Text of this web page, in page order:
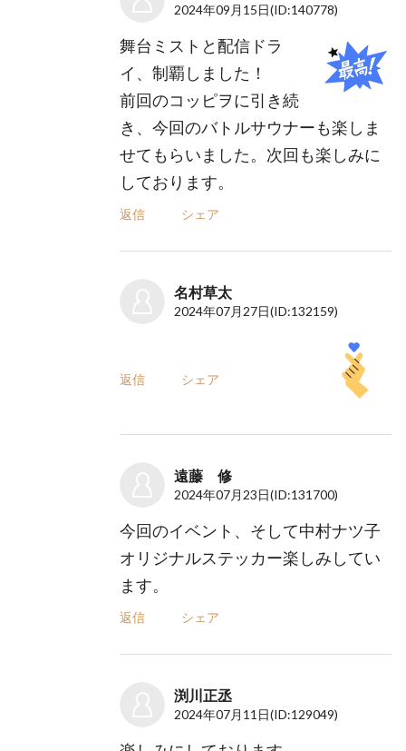
2024年09月15日(ID:140778)
舞台ミストと配信ドラ
イ、制覇しました！
前回のコッピヲに引き続
き、今回のバトルサウナーも楽しま
せてもらいました。次回も楽しみに
しております。
返信 シェア
名村草太
2024年07月27日(ID:132159)
返信 シェア
遠藤 修
2024年07月23日(ID:131700)
今回のイベント、そして中村ナツ子
オリジナルステッカー楽しみしてい
ます。
返信 シェア
渕川正丞
2024年07月11日(ID:129049)